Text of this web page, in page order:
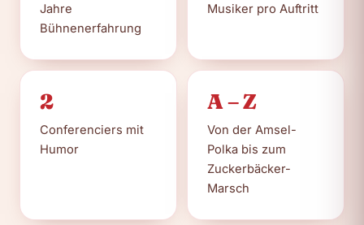
Jahre
Bühnenerfahrung
Musiker pro Auftritt
2
Conferenciers mit
Humor
A – Z
Von der Amsel-
Polka bis zum
Zuckerbäcker-
Marsch